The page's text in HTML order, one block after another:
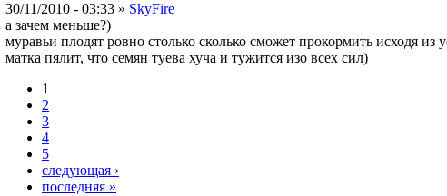
30/11/2010 - 03:33 » SkyFire
а зачем меньше?)
муравьи плодят ровно столько сколько сможет прокормить исходя из
матка пялит, что семян туева хуча и тужится изо всех сил)
1
2
3
4
5
следующая ›
последняя »